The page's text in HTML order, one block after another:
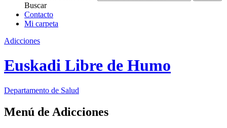
Buscar
Contacto
Mi carpeta
Adicciones
Euskadi Libre de Humo
Departamento de Salud
Menú de Adicciones